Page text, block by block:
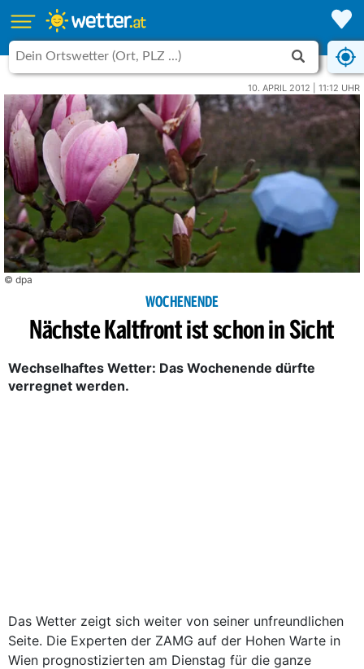
10. APRIL 2012 | 11:12 UHR
© dpa
WOCHENENDE
Nächste Kaltfront ist schon in Sicht
Wechselhaftes Wetter: Das Wochenende dürfte
verregnet werden.
Das Wetter zeigt sich weiter von seiner unfreundlichen
Seite. Die Experten der ZAMG auf der Hohen Warte in
Wien prognostizierten am Dienstag für die ganze